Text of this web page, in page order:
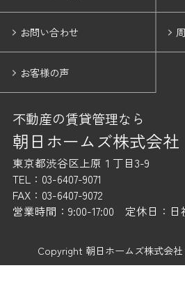
お問い合わせ
お客様の声
不動産の賃貸管理なら
朝日ホームズ株式会社
東京都渋谷区上原１丁目3-9
TEL：03-6407-9071
FAX：03-6407-9072
営業時間：9:00-17:00 定休日：日
Copyright 朝日ホームズ株式会